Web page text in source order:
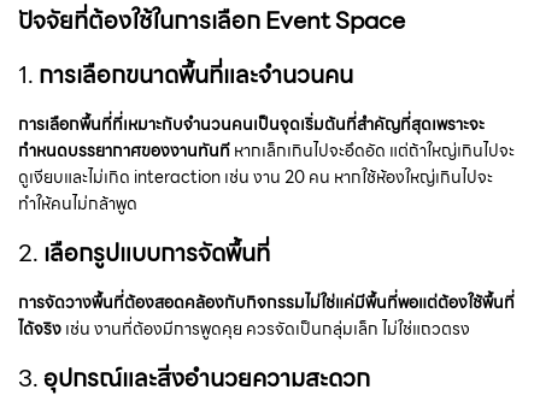
ปัจจัยที่ต้องใช้ในการเลือก Event Space
1.การเลือกขนาดพื้นที่และจำนวนคน
การเลือกพื้นที่ที่เหมาะกับจำนวนคนเป็นจุดเริ่มต้นที่สำคัญที่สุดเพราะจะ
กำหนดบรรยากาศของงานทันทีหากเล็กเกินไปจะอึดอัด แต่ถ้าใหญ่เกินไปจะ
ดูเงียบและไม่เกิด interaction เช่น งาน 20 คน หากใช้ห้องใหญ่เกินไปจะ
ทำให้คนไม่กล้าพูด
2.เลือกรูปแบบการจัดพื้นที่
การจัดวางพื้นที่ต้องสอดคล้องกับกิจกรรมไม่ใช่แค่มีพื้นที่พอแต่ต้องใช้พื้นที่
ได้จริงเช่น งานที่ต้องมีการพูดคุย ควรจัดเป็นกลุ่มเล็ก ไม่ใช่แถวตรง
3.อุปกรณ์และสิ่งอำนวยความสะดวก